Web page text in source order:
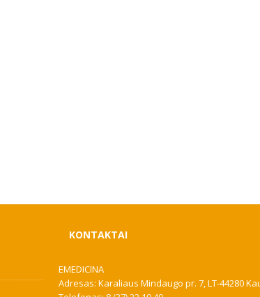
KONTAKTAI
EMEDICINA
Adresas: Karaliaus Mindaugo pr. 7, LT-44280